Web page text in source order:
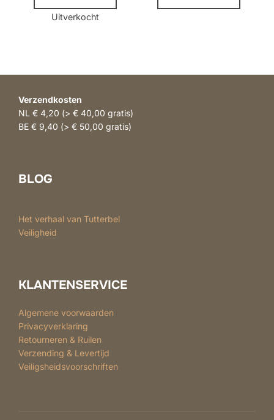
€ 8,99.€ 5,49.
Uitverkocht
€ 8,25.€ 6,20.
Verzendkosten
NL € 4,20 (> € 40,00 gratis)
BE € 9,40 (> € 50,00 gratis)
BLOG
Het verhaal van Tutterbel
Veiligheid
KLANTENSERVICE
Algemene voorwaarden
Privacyverklaring
Retourneren & Ruilen
Verzending & Levertijd
Veiligsheidsvoorschriften